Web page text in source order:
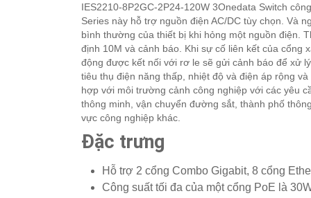
IES2210-8P2GC-2P24-120W 3Onedata Switch
Series này hỗ trợ nguồn điện AC/DC tùy chọn. Và
bình thường của thiết bị khi hỏng một nguồn điện.
định 10M và cảnh báo. Khi sự cố liên kết của cổng
động được kết nối với rơ le sẽ gửi cảnh báo để xử
tiêu thụ điện năng thấp, nhiệt độ và điện áp rộng
hợp với môi trường cảnh công nghiệp với các yêu
thông minh, vận chuyển đường sắt, thành phố
vực công nghiệp khác.
Đặc trưng
Hỗ trợ 2 cổng Combo Gigabit, 8 cổng
Công suất tối đa của một cổng PoE là